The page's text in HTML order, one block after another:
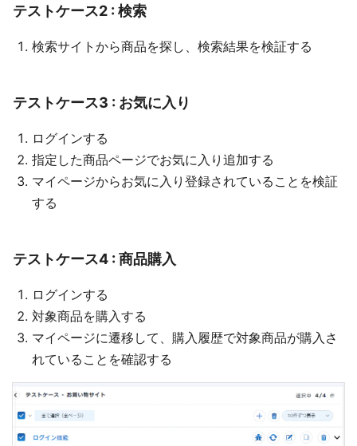
テストケース2 : 検索
検索サイトから商品を探し、検索結果を検証する
テストケース3 : お気に入り
ログインする
指定した商品ページでお気に入り追加する
マイページからお気に入り登録されていることを検証
する
テストケース4 : 商品購入
ログインする
対象商品を購入する
マイページに遷移して、購入履歴で対象商品が購入さ
れていることを確認する